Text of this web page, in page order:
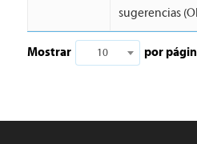
sugerencias
Mostrar 10 por